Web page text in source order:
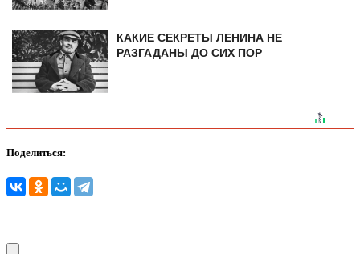
КАКИЕ СЕКРЕТЫ ЛЕНИНА НЕ
РАЗГАДАНЫ ДО СИХ ПОР
Поделиться: